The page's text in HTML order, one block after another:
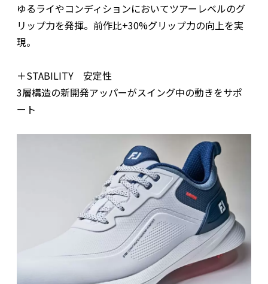
ゆるライやコンディションにおいてツアーレベルのグ
リップ力を発揮。前作比+30%グリップ力の向上を実
現。
＋STABILITY 安定性
3層構造の新開発アッパーがスイング中の動きをサポ
ート